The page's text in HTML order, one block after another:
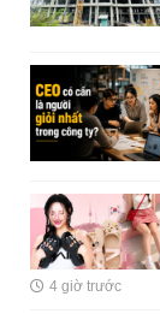
4 giờ trước